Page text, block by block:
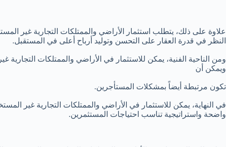
علاوة على ذلك، يتطلب استثمار الأراضي والممتلكات التجارية غير
النظر في قدرة العقار على التحسن وتوليد أرباح أعلى في المستقبل.
ومن الناحية الفنية، يمكن للاستثمار في الأراضي والممتلكات
ويمكن أن
تكون مرتبطة أيضاً بمشكلات المستأجرين.
في النهاية، يمكن للاستثمار في الأراضي والممتلكات التجارية غير
واضحة واستراتيجية تناسب احتياجات المستثمرين.